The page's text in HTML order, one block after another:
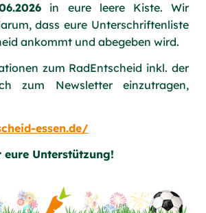
in eure leere Kiste. Wir
dass eure Unterschriftenliste
ankommt und abegeben wird.
zum RadEntscheid inkl. der
zum Newsletter einzutragen,
essen.de/
Unterstützung!